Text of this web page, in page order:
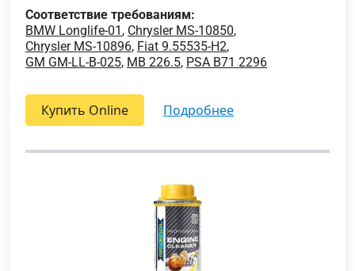
Соответствие требованиям:
BMW Longlife-01 , Chrysler MS-10850,
Chrysler MS-10896, Fiat 9.55535-H2,
GM GM-LL-B-025, MB 226.5, PSA B71 2296
Купить Online подробнее